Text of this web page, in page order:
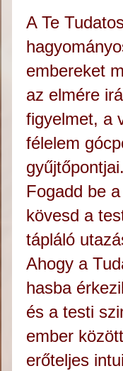
A Te
embereket
az elmére
figyelmet, a
félelem
gyűjtőpontjai.
Fogadd be
kövesd a
tápláló
Ahogy a
hasba
és a testi
ember
erőteljes